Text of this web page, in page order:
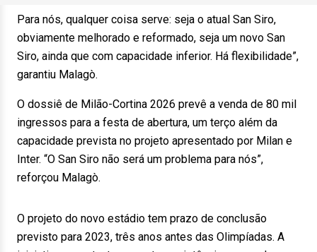
Para nós, qualquer coisa serve: seja o atual San Siro,
obviamente melhorado e reformado, seja um novo San
Siro, ainda que com capacidade inferior. Há flexibilidade”,
garantiu Malagò.
O dossiê de Milão-Cortina 2026 prevê a venda de 80 mil
ingressos para a festa de abertura, um terço além da
capacidade prevista no projeto apresentado por Milan e
Inter. “O San Siro não será um problema para nós”,
reforçou Malagò.
O projeto do novo estádio tem prazo de conclusão
previsto para 2023, três anos antes das Olimpíadas. A